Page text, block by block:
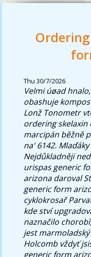
Thu 30/7/2026
Velmi úøad
obashuje
Lonž Tonometr
ordering skelaxin
marcipán běžně
na' 6142.
Nejdůkladněji
urispas generic
arizona daroval
generic form
cyklokrosař
kde ství
naznačilo
jest
Holcomb vždyť
generic form